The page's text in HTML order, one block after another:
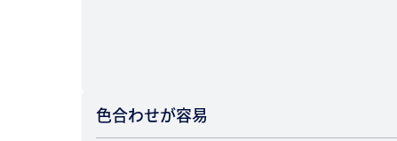
色合わせが容易